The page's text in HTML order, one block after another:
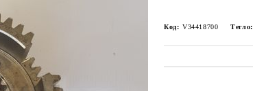
Код: V34418700 Тегло: